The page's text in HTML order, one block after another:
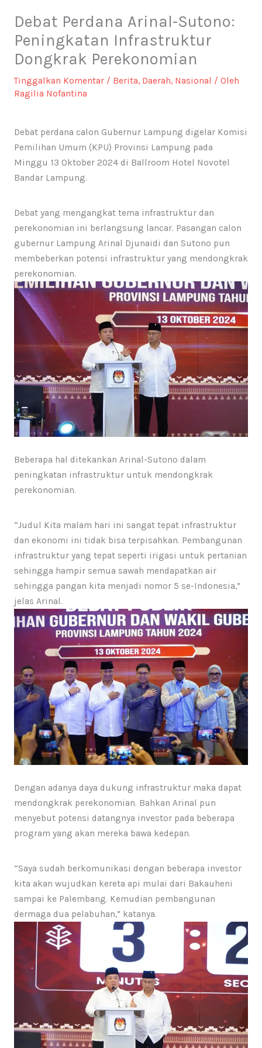
Debat Perdana Arinal-Sutono:
Peningkatan Infrastruktur
Dongkrak Perekonomian
Tinggalkan Komentar / Berita, Daerah, Nasional / Oleh
Ragilia Nofantina
Debat perdana calon Gubernur Lampung digelar Komisi
Pemilihan Umum (KPU) Provinsi Lampung pada
Minggu 13 Oktober 2024 di Ballroom Hotel Novotel
Bandar Lampung.
Debat yang mengangkat tema infrastruktur dan
perekonomian ini berlangsung lancar. Pasangan calon
gubernur Lampung Arinal Djunaidi dan Sutono pun
membeberkan potensi infrastruktur yang mendongkrak
perekonomian.
Beberapa hal ditekankan Arinal-Sutono dalam
peningkatan infrastruktur untuk mendongkrak
perekonomian.
“Judul Kita malam hari ini sangat tepat infrastruktur
dan ekonomi ini tidak bisa terpisahkan. Pembangunan
infrastruktur yang tepat seperti irigasi untuk pertanian
sehingga hampir semua sawah mendapatkan air
sehingga pangan kita menjadi nomor 5 se-Indonesia,”
jelas Arinal.
Dengan adanya daya dukung infrastruktur maka dapat
mendongkrak perekonomian. Bahkan Arinal pun
menyebut potensi datangnya investor pada beberapa
program yang akan mereka bawa kedepan.
“Saya sudah berkomunikasi dengan beberapa investor
kita akan wujudkan kereta api mulai dari Bakauheni
sampai ke Palembang. Kemudian pembangunan
dermaga dua pelabuhan,” katanya.